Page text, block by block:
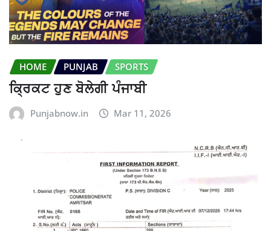
HOME PUNJAB SPORTS
ਕ੍ਰਿਕਟ ਹੁਣ ਬੋਲੇਗੀ ਪੰਜਾਬੀ
Punjabnow.in Mar 11, 2026